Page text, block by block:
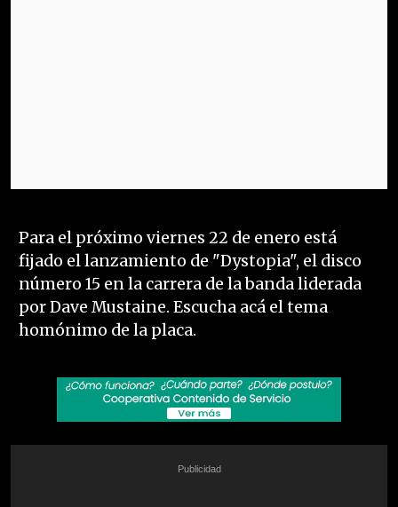
Para el próximo viernes 22 de enero está
fijado el lanzamiento de "Dystopia", el disco
número 15 en la carrera de la banda liderada
por Dave Mustaine. Escucha acá el tema
homónimo de la placa.